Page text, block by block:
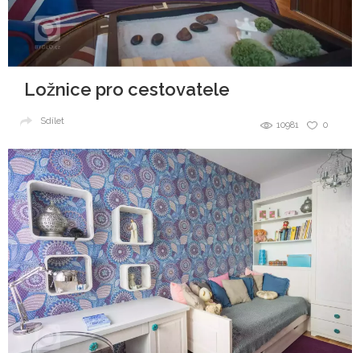
Ložnice pro cestovatele
0
10981
Sdílet